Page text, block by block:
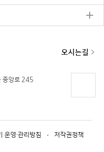
중앙로 245
운영·관리방침
저작권정책
오시는길